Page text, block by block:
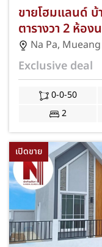
ขายโฮมแลนด์
ตารางวา 2 ห้อ
นาป่า–เมืองชลบุ
นองถึงมิถุนายน
Na Pa,
Exclusive deal
0-0-50
2
เปิดขาย